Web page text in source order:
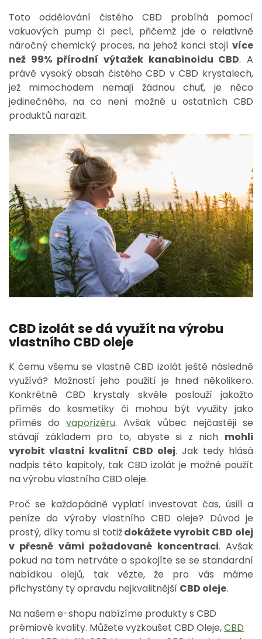
Toto oddělování čistého CBD probíhá pomocí
vakuových pump či pecí, přičemž jde o relativně
náročný chemický proces, na jehož konci stojí více
než 99% přírodní výtažek kanabinoidu CBD. A
právě vysoký obsah čistého CBD v CBD krystalech,
jež mimochodem nemají žádnou chuť, je něco
jedinečného, na co není možné u ostatních CBD
produktů narazit.
CBD izolát se dá využít na výrobu
vlastního CBD oleje
K čemu všemu se vlastně CBD izolát ještě následně
využívá? Možností jeho použití je hned několikero.
Konkrétně CBD krystaly skvěle poslouží jakožto
příměs do kosmetiky či mohou být využity jako
příměs do vaporizéru. Avšak vůbec nejčastěji se
stávají základem pro to, abyste si z nich mohli
vyrobit vlastní kvalitní CBD olej. Jak tedy hlásá
nadpis této kapitoly, tak CBD izolát je možné použít
na výrobu vlastního CBD oleje.
Proč se každopádně vyplatí investovat čas, úsilí a
peníze do výroby vlastního CBD oleje? Důvod je
prostý, díky tomu si totiždokážete vyrobit CBD olej
v přesně vámi požadované koncentraci. Avšak
pokud na tom netrváte a spokojíte se se standardní
nabídkou olejů, tak vězte, že pro vás máme
přichystány ty opravdu nejkvalitnější CBD oleje.
Na našem e-shopu nabízíme produkty s CBD
prémiové kvality. Můžete vyzkoušet CBD Oleje,CBD